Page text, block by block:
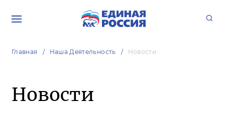
Главная Наша Деятельность Новости
Новости